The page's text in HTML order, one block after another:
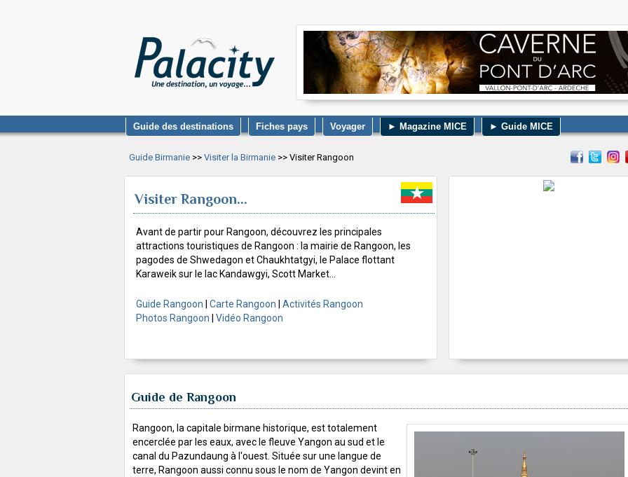
Guide des destinations Fiches pays Voyager ► Magazine MICE ► Guide MICE
Guide Birmanie >> Visiter la Birmanie >> Visiter Rangoon
Visiter Rangoon...
Avant de partir pour Rangoon, découvrez les principales
attractions touristiques de Rangoon : la mairie de Rangoon, les
pagodes de Shwedagon et Chaukhtatgyi, le Palace flottant
Karaweik sur le lac Kandawgyi, Scott Market...
Guide Rangoon Carte Rangoon
Activités Rangoon
Photos Rangoon
Vidéo Rangoon
Guide de Rangoon
Rangoon, la capitale birmane historique, est totalement
encerclée par les eaux, avec le fleuve Yangon au sud et le
canal du Pazundaung à l'ouest. Située sur une langue de
terre, Rangoon aussi connu sous le nom de Yangon devint en